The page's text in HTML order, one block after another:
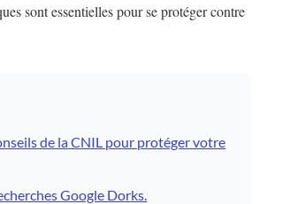
sont essentielles pour se protéger contre
de la CNIL pour protéger votre
Google Dorks.